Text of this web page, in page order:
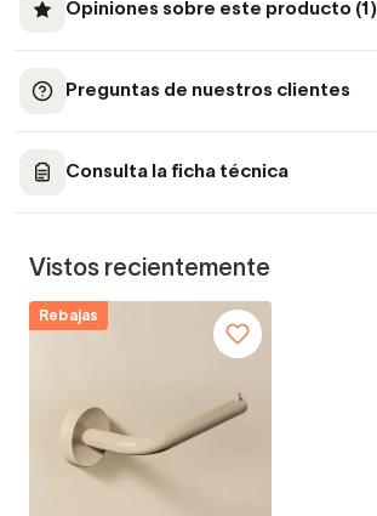
Opiniones sobre este producto (1)
Preguntas de nuestros clientes
Consulta la ficha técnica
Vistos recientemente
Rebajas